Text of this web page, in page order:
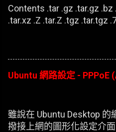
Contents .tar .gz .tar.gz .bz
.tar.xz .Z .tar.Z .tgz .tar.tgz
Ubuntu 網路設定 - PPPoE
雖說在 Ubuntu Desktop 的
撥接上網的圖形化設定介